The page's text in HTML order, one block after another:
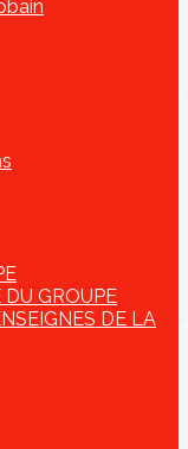
GROUPE
DE LA